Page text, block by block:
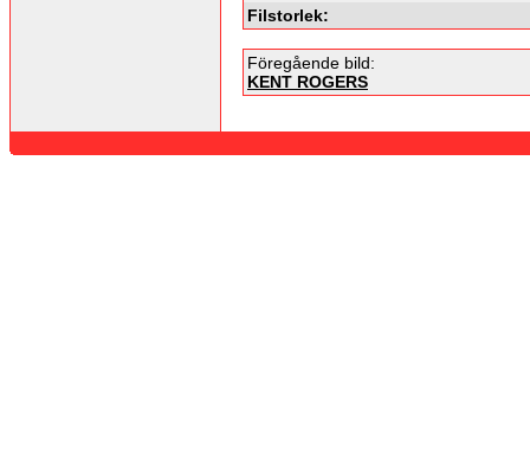
Filstorlek:
Föregående bild:
KENT ROGERS